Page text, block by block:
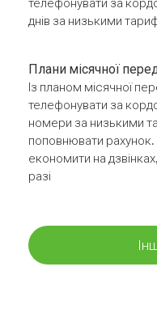
днів за низькими
Плани місячної
Із планом місячної
телефонувати за
номери за низькими
поповнювати
економити на
разі